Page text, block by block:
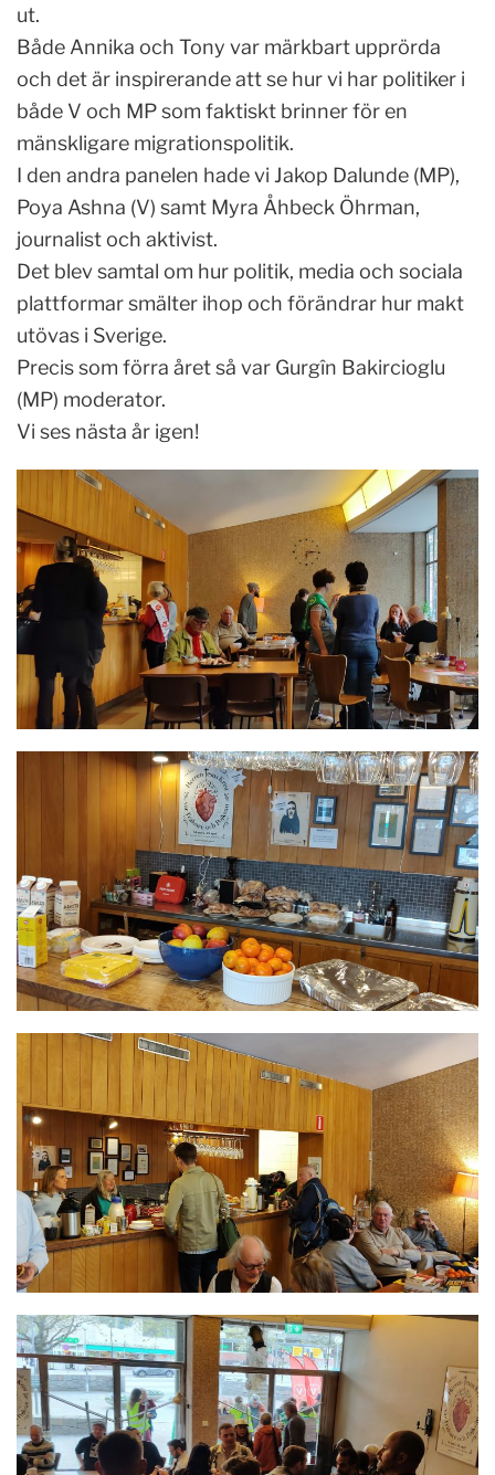
ut.
Både Annika och Tony var märkbart upprörda
och det är inspirerande att se hur vi har politiker i
både V och MP som faktiskt brinner för en
mänskligare migrationspolitik.
I den andra panelen hade vi Jakop Dalunde (MP),
Poya Ashna (V) samt Myra Åhbeck Öhrman,
journalist och aktivist.
Det blev samtal om hur politik, media och sociala
plattformar smälter ihop och förändrar hur makt
utövas i Sverige.
Precis som förra året så var Gurgîn Bakircioglu
(MP) moderator.
Vi ses nästa år igen!